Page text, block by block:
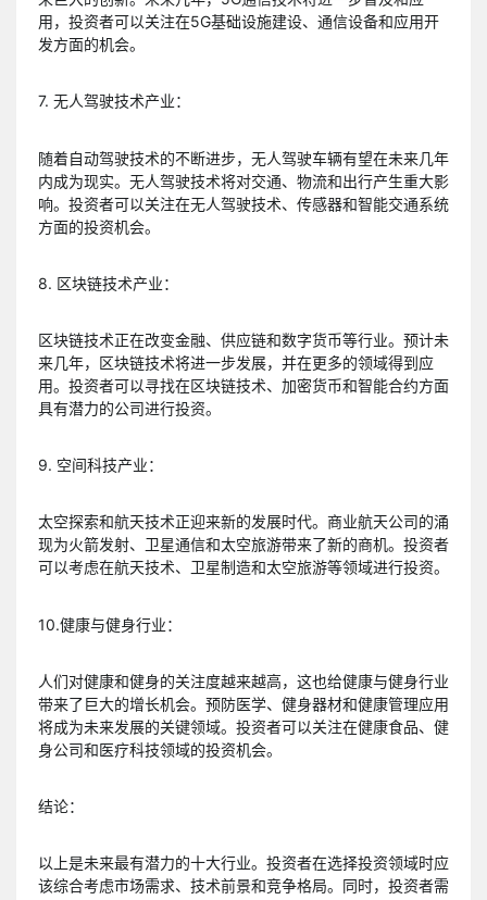
用，投资者可以关注在5G基础设施建设、通信设备和应用开
发方面的机会。
7. 无人驾驶技术产业：
随着自动驾驶技术的不断进步，无人驾驶车辆有望在未来几年
内成为现实。无人驾驶技术将对交通、物流和出行产生重大影
响。投资者可以关注在无人驾驶技术、传感器和智能交通系统
方面的投资机会。
8. 区块链技术产业：
区块链技术正在改变金融、供应链和数字货币等行业。预计未
来几年，区块链技术将进一步发展，并在更多的领域得到应
用。投资者可以寻找在区块链技术、加密货币和智能合约方面
具有潜力的公司进行投资。
9. 空间科技产业：
太空探索和航天技术正迎来新的发展时代。商业航天公司的涌
现为火箭发射、卫星通信和太空旅游带来了新的商机。投资者
可以考虑在航天技术、卫星制造和太空旅游等领域进行投资。
10.健康与健身行业：
人们对健康和健身的关注度越来越高，这也给健康与健身行业
带来了巨大的增长机会。预防医学、健身器材和健康管理应用
将成为未来发展的关键领域。投资者可以关注在健康食品、健
身公司和医疗科技领域的投资机会。
结论：
以上是未来最有潜力的十大行业。投资者在选择投资领域时应
该综合考虑市场需求、技术前景和竞争格局。同时，投资者需